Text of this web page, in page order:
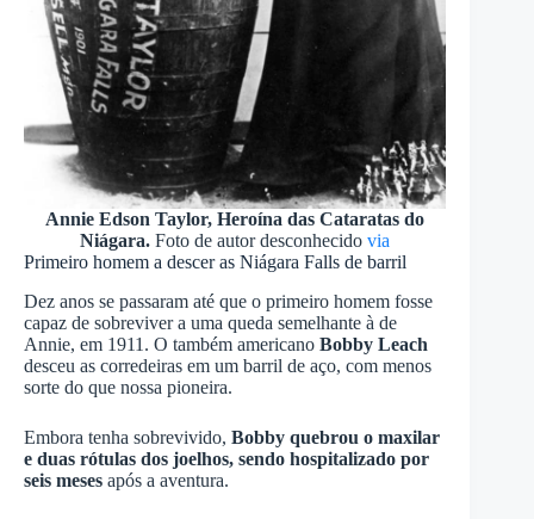
Annie Edson Taylor, Heroína das Cataratas do
Niágara.Foto de autor desconhecidovia
Primeiro homem a descer as Niágara Falls de barril
Dez anos se passaram até que o primeiro homem fosse
capaz de sobreviver a uma queda semelhante à de
Annie, em 1911. O também americano Bobby Leach
desceu as corredeiras em um barril de aço, com menos
sorte do que nossa pioneira.
Embora tenha sobrevivido, Bobby quebrou o maxilar
e duas rótulas dos joelhos, sendo hospitalizado por
seis meses após a aventura.